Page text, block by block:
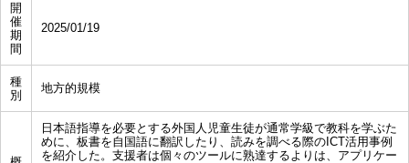
開
催
期
間
2025/01/19
種
別
地方的規模
日本語指導を必要とする外国人児童生徒が通常学級で教科を学ぶた
めに、板書を自国語に翻訳したり、読みを調べる際のICT活用事例
を紹介した。支援者は個々のツールに熟達するよりは、アプリケー